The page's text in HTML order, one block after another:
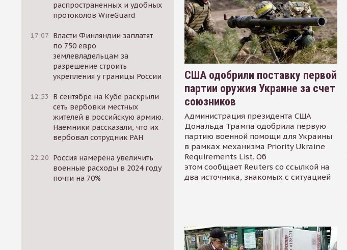
распространенных и удобных
протоколов WireGuard
17:07 Власти Финляндии заплатят
по 750 евро
землевладельцам за
разрешение строить
укрепления у границы России
12:53
В сентябре на Кубе раскрыли
сеть вербовки местных
жителей в российскую армию.
Наемники рассказали, что их
вербовал сотрудник РАН
22:20 Россия намерена увеличить
военные расходы в 2024 году
почти на 70%
США одобрили поставку первой
партии оружия Украине за счет
союзников
Администрация президента США
Дональда Трампа одобрила первую
партию военной помощи для Украины
в рамках механизма Priority Ukraine
Requirements List. Об
этом сообщает Reuters со ссылкой на
два источника, знакомых с ситуацией